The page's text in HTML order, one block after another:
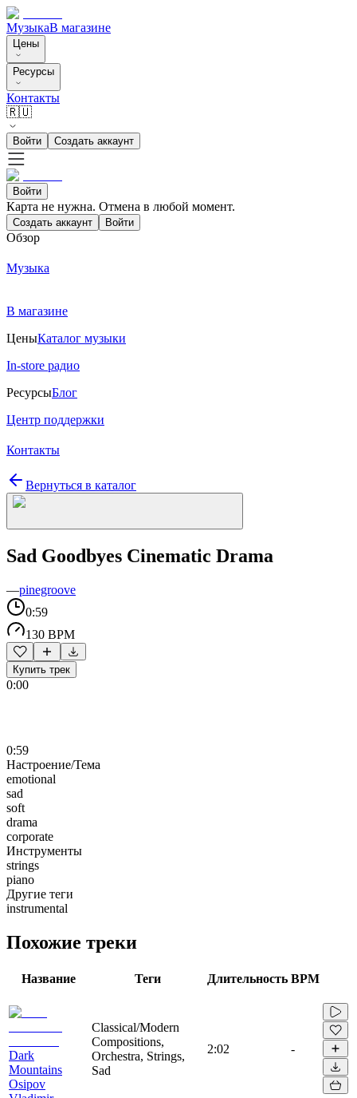
МузыкаВ магазине
Цены
Ресурсы
Контакты
🇷🇺
Войти Создать аккаунт
Войти
Карта не нужна. Отмена в любой момент.
Создать аккаунт Войти
Обзор
Музыка
В магазине
ЦеныКаталог музыки
In-store радио
РесурсыБлог
Центр поддержки
Контакты
Вернуться в каталог
Sad Goodbyes Cinematic Drama
—pinegroove
0:59
130 BPM
Купить трек
0:00
0:59
Настроение/Тема
emotional
sad
soft
drama
corporate
Инструменты
strings
piano
Другие теги
instrumental
Похожие треки
Название Теги Длительность BPM
Dark
Mountains
Osipov
Classical/Modern
Compositions,
Orchestra, Strings,
Sad
2:02 -